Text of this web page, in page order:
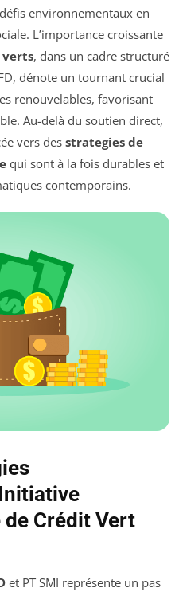
environnementaux en
L’importance croissante
, dans un cadre structuré
dénote un tournant crucial
renouvelables, favorisant
Au-delà du soutien direct,
vers des strategies de
qui sont à la fois durables et
contemporains.
Crédit Vert
et PT SMI représente un pas